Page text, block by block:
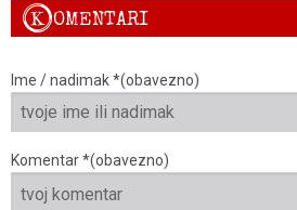
KOMENTARI
Ime / nadimak *(obavezno)
Komentar *(obavezno)